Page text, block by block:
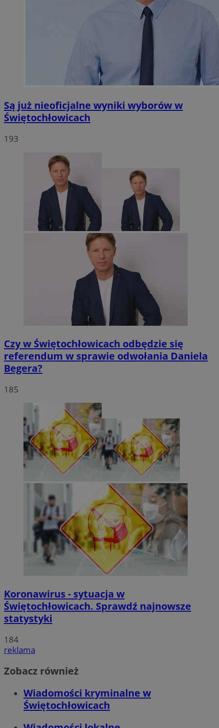
Są już nieoficjalne wyniki wyborów w
Świętochłowicach
193
Czy w Świętochłowicach odbędzie się
referendum w sprawie odwołania Daniela
Begera?
185
Koronawirus - sytuacja w
Świętochłowicach. Sprawdź najnowsze
statystyki
184
reklama
Zobacz również
Wiadomości kryminalne w
Świętochłowicach